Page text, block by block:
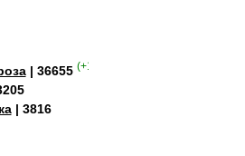
| 36655 (+1)
| 3816